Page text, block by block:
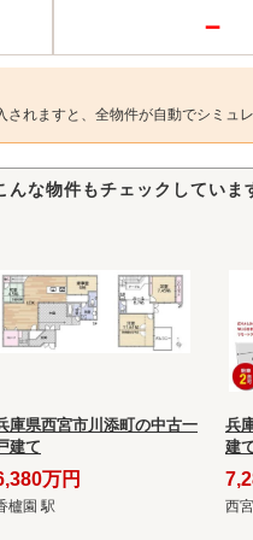
－
されますと、全物件が自動でシミュ
な物件もチェックしていま
庫県西宮市川添町の中古一
建て
万円
櫨園 駅
兵
建
西